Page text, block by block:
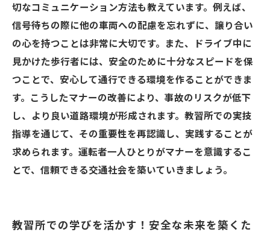
切なコミュニケーション方法も教えています。例えば、
信号待ちの際に他の車両への配慮を忘れずに、譲り合い
の心を持つことは非常に大切です。また、ドライブ中に
見かけた歩行者には、安全のために十分なスピードを保
つことで、安心して通行できる環境を作ることができま
す。こうしたマナーの改善により、事故のリスクが低下
し、より良い道路環境が形成されます。教習所での実技
指導を通じて、その重要性を再認識し、実践することが
求められます。運転者一人ひとりがマナーを意識するこ
とで、信頼できる交通社会を築いていきましょう。
教習所での学びを活かす！安全な未来を築くた